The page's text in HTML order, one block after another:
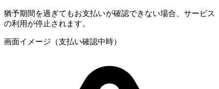
猶予期間を過ぎてもお支払いが確認できない場合、サービス
の利用が停止されます。
画面イメージ（支払い確認中時）